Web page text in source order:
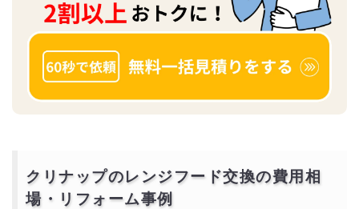
クリナップのレンジフード交換の費用相
場・リフォーム事例